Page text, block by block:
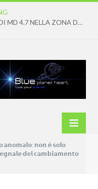
FORTE SCOSSA DI TERREMOTO DI MD 4.7 NELLA ZONA DEI CAMPI FLEGREI
𝗮𝗻𝗼𝗺𝗮𝗹𝗼: 𝗻𝗼𝗻 𝗲̀ 𝘀𝗼𝗹𝗼
𝗱𝗲𝗹 𝗰𝗮𝗺𝗯𝗶𝗮𝗺𝗲𝗻𝘁𝗼